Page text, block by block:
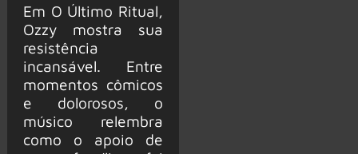
Em O Último Ritual,
Ozzy mostra sua
resistência
incansável. Entre
momentos cômicos
e dolorosos, o
músico relembra
como o apoio de